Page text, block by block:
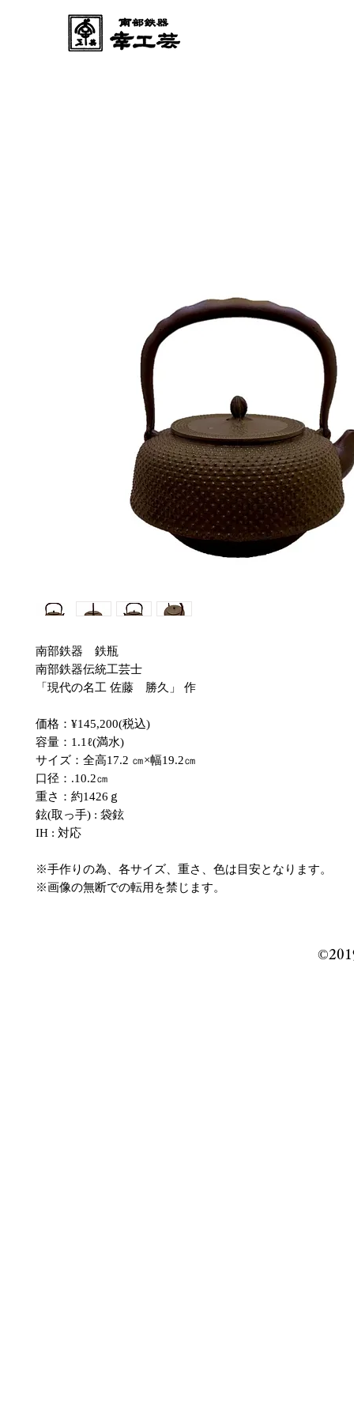
南部鉄器 鉄瓶
南部鉄器伝統工芸士
「現代の名工 佐藤 勝久」 作
価格：¥145,200(税込)
容量：1.1ℓ(満水)
サイズ：全高17.2 ㎝×幅19.2㎝
口径：.10.2㎝
重さ：約1426ｇ
鉉(取っ手) : 袋鉉
IH : 対応
※手作りの為、各サイズ、重さ、色は目安となります。
※画像の無断での転用を禁じます。